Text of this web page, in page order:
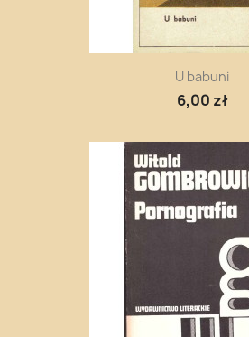
U babuni
6,00 zł